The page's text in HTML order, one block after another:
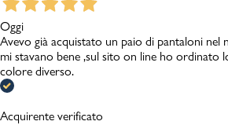
Oggi
Avevo già acquistato un paio di pantaloni nel
mi stavano bene ,sul sito on line ho ordinato
colore diverso.
Acquirente verificato